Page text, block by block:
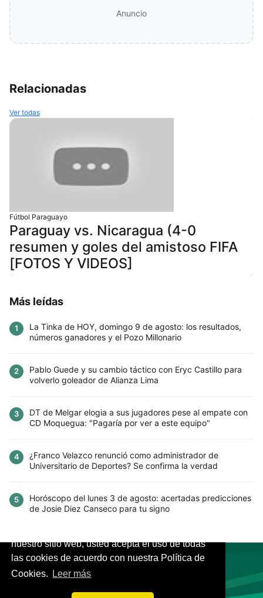
Este sitio utiliza cookies para mejorar la
nuestro sitio web, usted acepta el uso de todas
las cookies de acuerdo con nuestra Política de
Cookies.
Leer más
Anuncio
Relacionadas
Ver todas
Fútbol Paraguayo
Paraguay vs. Nicaragua (4-0
resumen y goles del amistoso FIFA
[FOTOS Y VIDEOS]
Más leídas
1
La Tinka de HOY, domingo 9 de agosto: los resultados,
números ganadores y el Pozo Millonario
2
Pablo Guede y su cambio táctico con Eryc Castillo para
volverlo goleador de Alianza Lima
3
DT de Melgar elogia a sus jugadores pese al empate con
CD Moquegua: "Pagaría por ver a este equipo"
4
¿Franco Velazco renunció como administrador de
Universitario de Deportes? Se confirma la verdad
5
Horóscopo del lunes 3 de agosto: acertadas predicciones
de Josie Diez Canseco para tu signo